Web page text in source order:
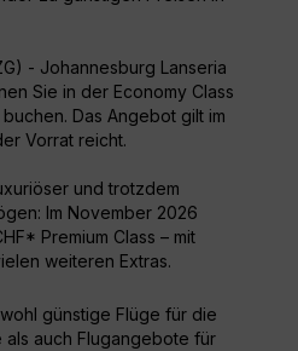
- Johannesburg Lanseria
Sie in der Economy Class
Das Angebot gilt im
Vorrat reicht.
und trotzdem
Im November 2026
Premium Class – mit
weiteren Extras.
günstige Flüge für die
auch Flugangebote für